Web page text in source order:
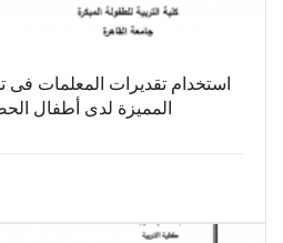
استخدام تقديرات المعلمات فى
المميزة لدى أطفال